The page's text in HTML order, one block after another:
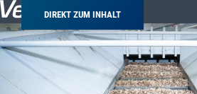
DIREKT ZUM INHALT
Pfadnavigation